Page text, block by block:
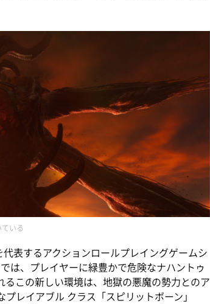
いる
表するアクションロールプレイングゲームシ
は、プレイヤーに緑豊かで危険なナハントゥ
この新しい環境は、地獄の悪魔の勢力とのア
レイアブル クラス「スピリットボーン」